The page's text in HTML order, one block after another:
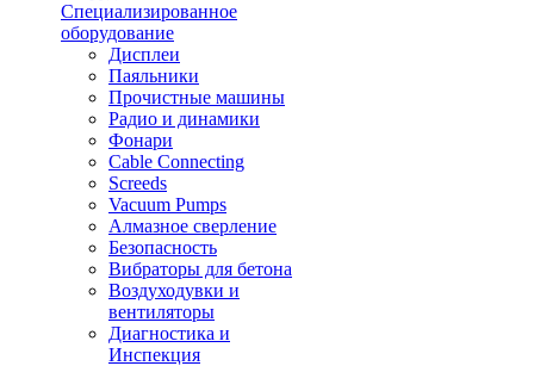
Специализированное
оборудование
Дисплеи
Паяльники
Прочистные машины
Радио и динамики
Фонари
Cable Connecting
Screeds
Vacuum Pumps
Алмазное сверление
Безопасность
Вибраторы для бетона
Воздуходувки и
вентиляторы
Диагностика и
Инспекция